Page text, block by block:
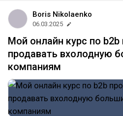
Boris Nikolaenko
06.03.2025
Мой онлайн курс по
продавать вхолодную
компаниям